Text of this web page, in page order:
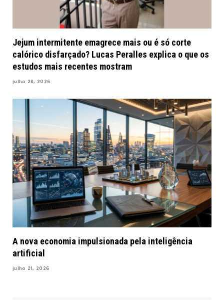
Jejum intermitente emagrece mais ou é só corte
calórico disfarçado? Lucas Peralles explica o que os
estudos mais recentes mostram
julho 28, 2026
A nova economia impulsionada pela inteligência
artificial
julho 21, 2026